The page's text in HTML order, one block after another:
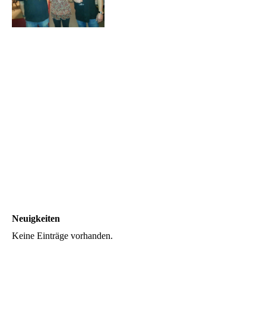
Neuigkeiten
Keine Einträge vorhanden.